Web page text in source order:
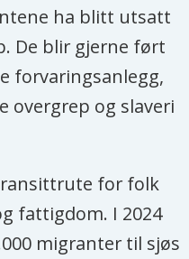
ha blitt utsatt
De blir gjerne ført
forvaringsanlegg,
overgrep og slaveri
for folk
fattigdom. I 2024
migranter til sjøs